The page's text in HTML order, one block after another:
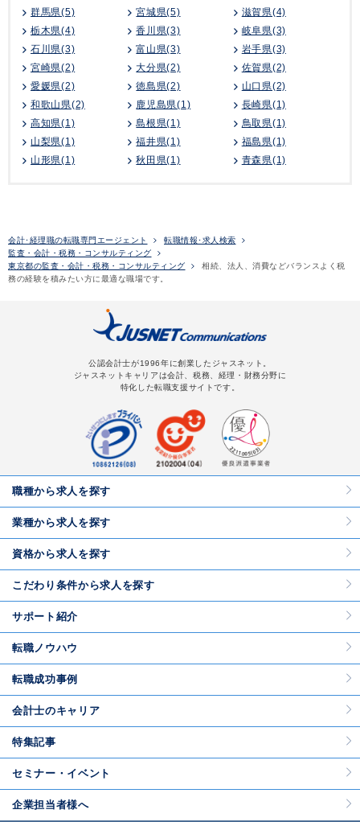
群馬県(5)
宮城県(5)
滋賀県(4)
栃木県(4)
香川県(3)
岐阜県(3)
石川県(3)
富山県(3)
岩手県(3)
宮崎県(2)
大分県(2)
佐賀県(2)
愛媛県(2)
徳島県(2)
山口県(2)
和歌山県(2)
鹿児島県(1)
長崎県(1)
高知県(1)
島根県(1)
鳥取県(1)
山梨県(1)
福井県(1)
福島県(1)
山形県(1)
秋田県(1) 青森県(1)
会計･経理職の転職専門エージェント
転職情報･求人検索
監査・会計・税務・コンサルティング
東京都の監査・会計・税務・コンサルティング
相続、法人、消費などバランスよく税
務の経験を積みたい方に最適な職場です。
公認会計士が1996年に創業したジャスネット。
ジャスネットキャリアは会計、税務、経理・財務分野に
特化した転職支援サイトです。
職種から求人を探す
業種から求人を探す
資格から求人を探す
こだわり条件から求人を探す
サポート紹介
転職ノウハウ
転職成功事例
会計士のキャリア
特集記事
セミナー・イベント
企業担当者様へ